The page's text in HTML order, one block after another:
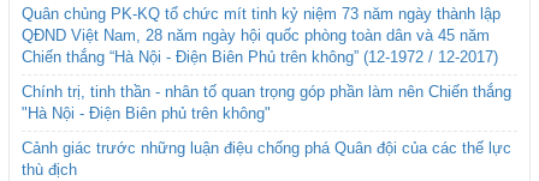
Quân chủng PK-KQ tổ chức mít tinh kỷ niệm 73 năm ngày thành lập
QĐND Việt Nam, 28 năm ngày hội quốc phòng toàn dân và 45 năm
Chiến thắng “Hà Nội - Điện Biên Phủ trên không” (12-1972 / 12-2017)
Chính trị, tinh thần - nhân tố quan trọng góp phần làm nên Chiến thắng
"Hà Nội - Điện Biên phủ trên không"
Cảnh giác trước những luận điệu chống phá Quân đội của các thế lực
thù địch